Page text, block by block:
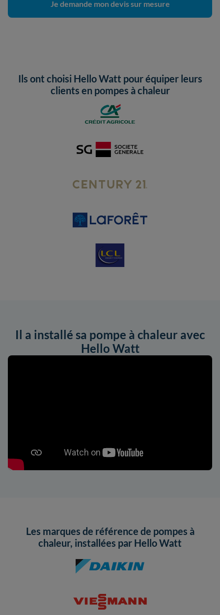
Je demande mon devis sur mesure
Ils ont choisi Hello Watt pour équiper leurs
clients en pompes à chaleur
Il a installé sa pompe à chaleur avec
Hello Watt
Les marques de référence de pompes à
chaleur, installées par Hello Watt